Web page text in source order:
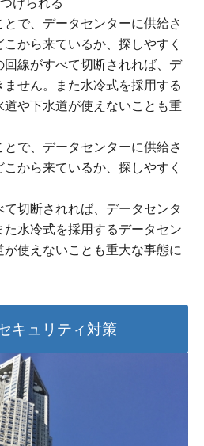
けられる
で、データセンターに供給さ
から来ているか、探しやすく
線がすべて切断されれば、デ
せん。また水冷式を採用する
や下水道が使えないことも重
で、データセンターに供給さ
から来ているか、探しやすく
て切断されれば、データセンタ
水冷式を採用するデータセン
使えないことも重大な事態に
キュリティ対策